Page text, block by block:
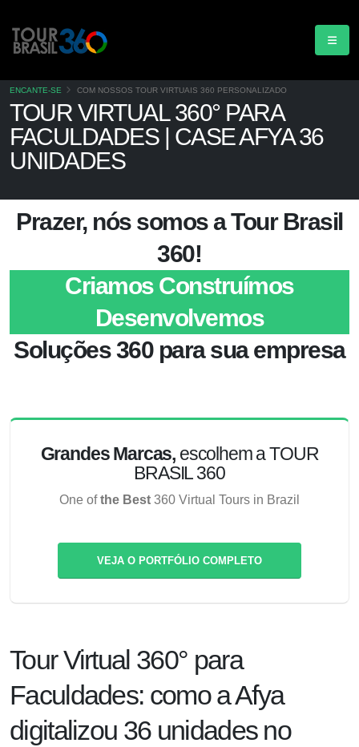
ENCANTE-SE COM NOSSOS TOUR VIRTUAIS 360 PERSONALIZADO
TOUR VIRTUAL 360° PARA
FACULDADES | CASE AFYA 36
UNIDADES
Prazer, nós somos a Tour Brasil
360!
Criamos Construímos
Desenvolvemos
Soluções 360 para sua empresa
Grandes Marcas, escolhem a TOUR
BRASIL 360
One ofthe Best 360 Virtual Tours in Brazil
VEJA O PORTFÓLIO COMPLETO
Tour Virtual 360° para
Faculdades: como a Afya
digitalizou 36 unidades no